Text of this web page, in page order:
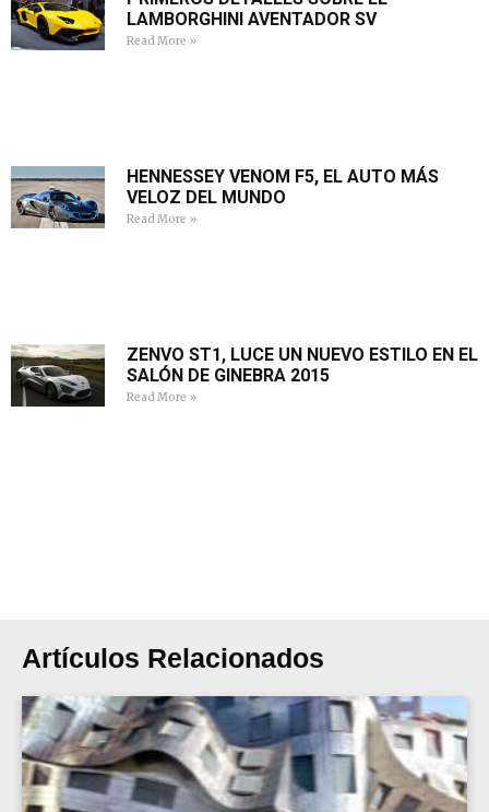
LAMBORGHINI AVENTADOR SV
Read More »
HENNESSEY VENOM F5, EL AUTO MÁS
VELOZ DEL MUNDO
Read More »
ZENVO ST1, LUCE UN NUEVO ESTILO EN EL
SALÓN DE GINEBRA 2015
Read More »
Artículos Relacionados